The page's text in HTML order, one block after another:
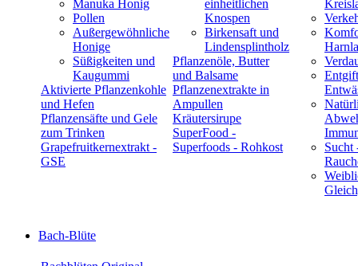
Manuka Honig
Pollen
Außergewöhnliche
Honige
Süßigkeiten und
Kaugummi
Aktivierte Pflanzenkohle
und Hefen
Pflanzensäfte und Gele
zum Trinken
Grapefruitkernextrakt -
GSE
einheitlichen
Knospen
Birkensaft und
Lindensplintholz
Pflanzenöle, Butter
und Balsame
Pflanzenextrakte in
Ampullen
Kräutersirupe
SuperFood -
Superfoods - Rohkost
Sucht
Bach-Blüte